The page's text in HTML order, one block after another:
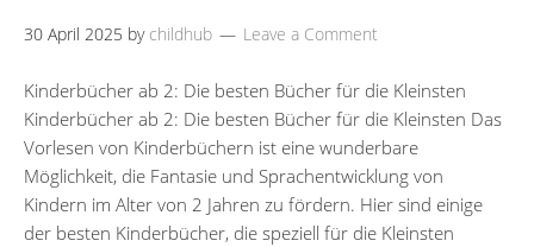
30 April 2025 by childhub Leave a Comment
Kinderbücher ab 2: Die besten Bücher für die Kleinsten
Kinderbücher ab 2: Die besten Bücher für die Kleinsten Das
Vorlesen von Kinderbüchern ist eine wunderbare
Möglichkeit, die Fantasie und Sprachentwicklung von
Kindern im Alter von 2 Jahren zu fördern. Hier sind einige
der besten Kinderbücher, die speziell für die Kleinsten